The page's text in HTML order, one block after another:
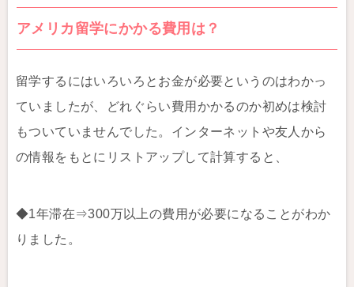
アメリカ留学にかかる費用は？
留学するにはいろいろとお金が必要というのはわかっ
ていましたが、どれぐらい費用かかるのか初めは検討
もついていませんでした。インターネットや友人から
の情報をもとにリストアップして計算すると、
◆1年滞在⇒300万以上の費用が必要になることがわか
りました。